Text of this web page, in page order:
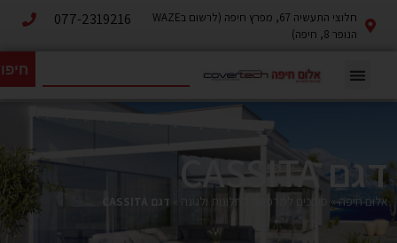
חלוצי התעשיה 67, מפרץ חיפה (לרשום בWAZE
הנופר 8, חיפה)
077-2319216
דגם CASSITA
אלום חיפה» סוככים למרפסת לחלונות ולגינה דגם CASSITA